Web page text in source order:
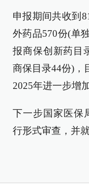
申报期间共收到
外药品570份(单
报商保创新药目
商保目录44份)，
2025年进一步增加
下一步国家医保
行形式审查，并